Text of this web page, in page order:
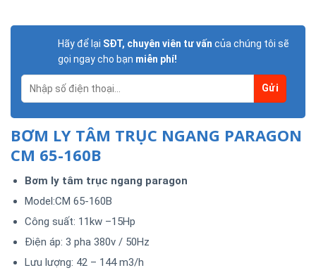
Hãy để lại SĐT, chuyên viên tư vấn của chúng tôi sẽ
gọi ngay cho bạn miễn phí!
BƠM LY TÂM TRỤC NGANG PARAGON
CM 65-160B
Bơm ly tâm trục ngang paragon
Model:CM 65-160B
Công suất: 11kw –15Hp
Điện áp: 3 pha 380v / 50Hz
Lưu lượng: 42 – 144 m3/h